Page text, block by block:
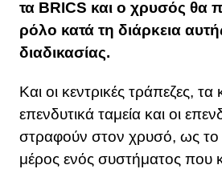
τα BRICS και ο χρυσός θα
ρόλο κατά τη διάρκεια
διαδικασίας.
Και οι κεντρικές τράπεζες, τα
επενδυτικά ταμεία και οι
στραφούν στον χρυσό, ως το
μέρος ενός συστήματος που